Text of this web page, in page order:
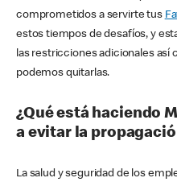
comprometidos a servirte tus
estos tiempos de desafíos, y
las restricciones adicionales así
podemos quitarlas.
¿Qué está haciendo
a evitar la
La salud y seguridad de los